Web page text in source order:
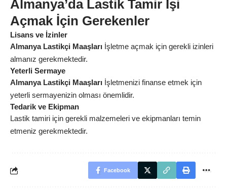
Almanya’da Lastik Tamir İşi
Açmak İçin Gerekenler
Lisans ve İzinler
Almanya Lastikçi Maaşları İşletme açmak için gerekli izinleri
almanız gerekmektedir.
Yeterli Sermaye
Almanya Lastikçi Maaşları İşletmenizi finanse etmek için
yeterli sermayenizin olması önemlidir.
Tedarik ve Ekipman
Lastik tamiri için gerekli malzemeleri ve ekipmanları temin
etmeniz gerekmektedir.
Facebook